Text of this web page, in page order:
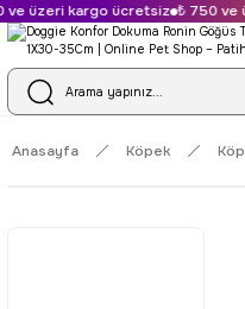
üzeri kargo ücretsiz ₺ 750 ve
Anasayfa Köpek